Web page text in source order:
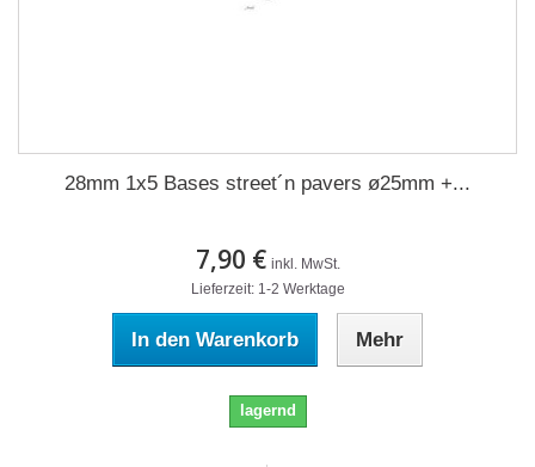
28mm 1x5 Bases street´n pavers ø25mm +...
7,90 € inkl. MwSt.
Lieferzeit: 1-2 Werktage
In den Warenkorb Mehr
lagernd